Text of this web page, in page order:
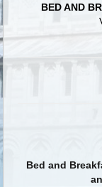
BED AND
Bed and